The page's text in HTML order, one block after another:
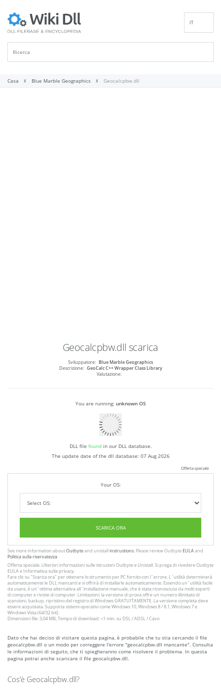
IT
Casa Blue Marble Geographics Geocalcpbw.dll
Geocalcpbw.dll scarica
Sviluppatore: Blue Marble Geographics
Descrizione: GeoCalc C++ Wrapper Class Library
Valutazione:
You are running: unknown OS
DLL file foundin our DLL database.
The update date of the dll database: 07 Aug 2026
Offerta speciale
Your OS:
SCARICA ORA
See more information aboutOutbyteand unistallinstrustions. Please review Outbyte EULAand
Politica sulla riservatezza
Offerta speciale. Ulteriori informazioni sulle istruzioniOutbytee Unistall. Si prega di rivedere Outbyte
EULAe Informativa sulla privacy.
Fare clic su "Scarica ora" per ottenere lo strumento per PC fornito con l`errore. L`utilità determinerà
automaticamente le DLL mancanti e si offrirà di installarle automaticamente. Essendo un`utilità facile
da usare, è un`ottima alternativa all`installazione manuale, che è stata riconosciuta da molti esperti
di computer e riviste di computer. Limitazioni: la versione di prova offre un numero illimitato di
scansioni, backup, ripristino del registro di Windows GRATUITAMENTE. La versione completa deve
essere acquistata. Supporta sistemi operativi come Windows 10, Windows 8 / 8.1, Windows 7 e
Windows Vista (64/32 bit).
Dimensioni file: 3,04 MB, Tempo di download: <1 min. su DSL / ADSL / Cavo
Dato che hai deciso di visitare questa pagina, è probabile che tu stia cercando il file
geocalcpbw.dll o un modo per correggere l'errore "geocalcpbw.dll mancante". Consulta
le informazioni di seguito, che ti spiegheranno come risolvere il problema. In questa
pagina potrai anche scaricare il file geocalcpbw.dll.
Cos’è Geocalcpbw.dll?